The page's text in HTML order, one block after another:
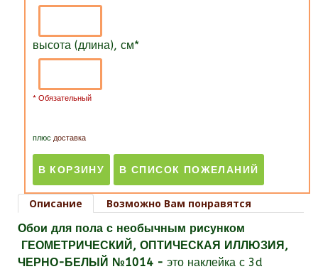
высота (длина), см*
* Обязательный
плюс доставка
Описание
Возможно Вам понравятся
Обои для пола с необычным рисунком
ГЕОМЕТРИЧЕСКИЙ, ОПТИЧЕСКАЯ ИЛЛЮЗИЯ,
ЧЕРНО-БЕЛЫЙ №1014 - это наклейка с 3d